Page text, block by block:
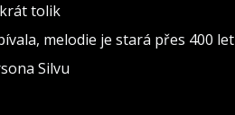
tolik
melodie je stará přes 400 let
Silvu